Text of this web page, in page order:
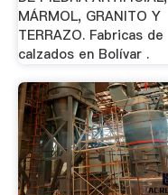
MÁRMOL, GRANITO Y
TERRAZO. Fabricas de
calzados en Bolívar .